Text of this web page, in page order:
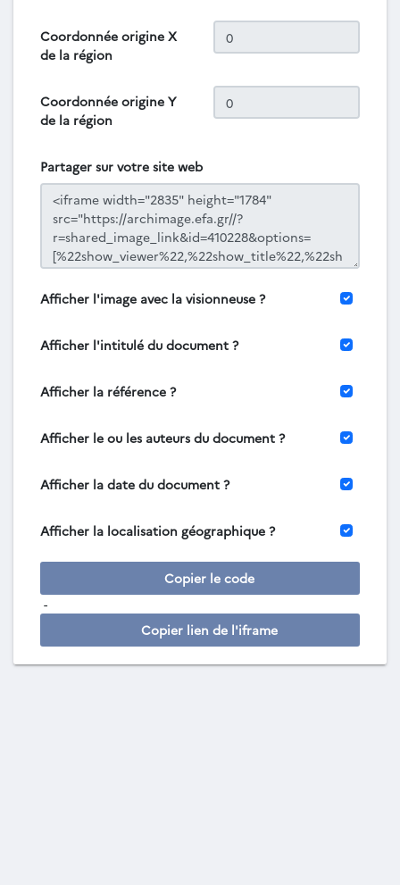
Coordonnée origine X
de la région
Coordonnée origine Y
de la région
Partager sur votre site web
Afficher l'image avec la visionneuse ?
Afficher l'intitulé du document ?
Afficher la référence ?
Afficher le ou les auteurs du document ?
Afficher la date du document ?
Afficher la localisation géographique ?
Copier le code
-
Copier lien de l'iframe